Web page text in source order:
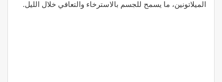
الميلاتونين، ما يسمح للجسم بالاسترخاء والتعافي خلال الليل.